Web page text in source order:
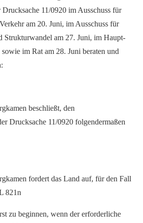
11/0920 im Ausschuss für
am 20. Juni, im Ausschuss für
Strukturwandel am 27. Juni, im Haupt-
sowie im Rat am 28. Juni beraten und
beschließt, den
Drucksache 11/0920 folgendermaßen
fordert das Land auf, für den Fall
821n
zu beginnen, wenn der erforderliche